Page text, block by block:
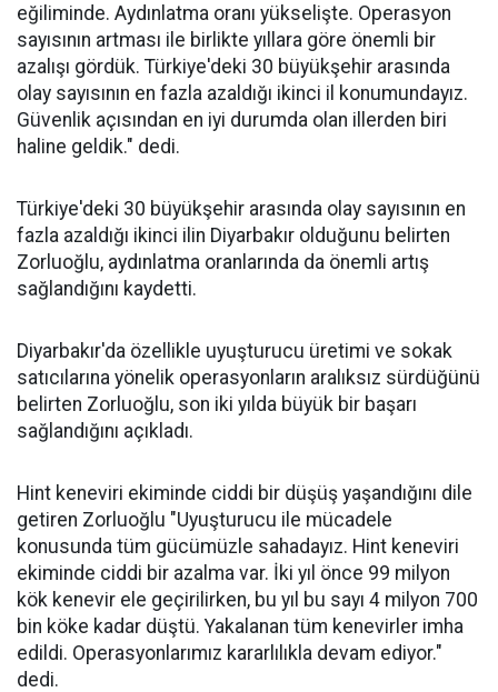
eğiliminde. Aydınlatma oranı yükselişte. Operasyon
sayısının artması ile birlikte yıllara göre önemli bir
azalışı gördük. Türkiye'deki 30 büyükşehir arasında
olay sayısının en fazla azaldığı ikinci il konumundayız.
Güvenlik açısından en iyi durumda olan illerden biri
haline geldik." dedi.
Türkiye'deki 30 büyükşehir arasında olay sayısının en
fazla azaldığı ikinci ilin Diyarbakır olduğunu belirten
Zorluoğlu, aydınlatma oranlarında da önemli artış
sağlandığını kaydetti.
Diyarbakır'da özellikle uyuşturucu üretimi ve sokak
satıcılarına yönelik operasyonların aralıksız sürdüğünü
belirten Zorluoğlu, son iki yılda büyük bir başarı
sağlandığını açıkladı.
Hint keneviri ekiminde ciddi bir düşüş yaşandığını dile
getiren Zorluoğlu "Uyuşturucu ile mücadele
konusunda tüm gücümüzle sahadayız. Hint keneviri
ekiminde ciddi bir azalma var. İki yıl önce 99 milyon
kök kenevir ele geçirilirken, bu yıl bu sayı 4 milyon 700
bin köke kadar düştü. Yakalanan tüm kenevirler imha
edildi. Operasyonlarımız kararlılıkla devam ediyor."
dedi.